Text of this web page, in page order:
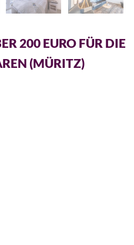
200 EURO FÜR DIE
(MÜRITZ)